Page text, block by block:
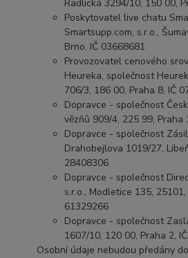
Radlická 3294/10, 150 00,
Poskytovatel live chatu
Smartsupp.com, s.r.o.,
Brno, IČ 03668681
Provozovatel cenového
Heureka, společnost
706/3, 186 00, Praha 8, IČ
Dopravce - společnost
vězňů 909/4, 225 99, Praha
Dopravce - společnost
Drahobejlova 1019/27,
28408306
Dopravce - společnost
s.r.o., Modletice 135,
61329266
Dopravce - společnost
1607/10, 120 00, Praha 2,
Osobní údaje nebudou předány